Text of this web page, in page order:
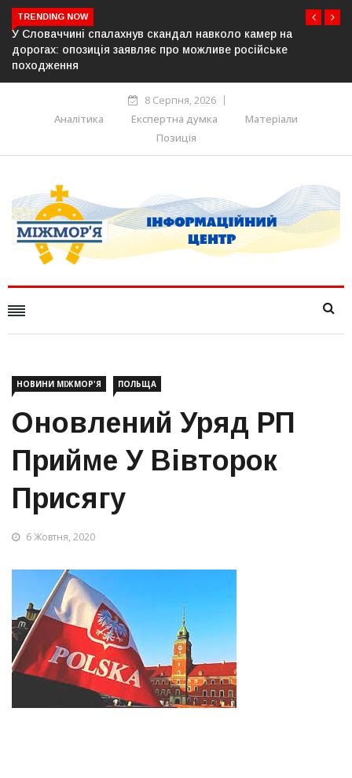
TRENDING NOW
камер на
російське
У Молдові готують план дій на випадок
постачання газу до Придністров’я
8 Серпня, 2026
Аналітика
Експертна думка
Матеріали
Позиція
НОВИНИ МІЖМОР'Я ПОЛЬЩА
Оновлений Уряд РП
Прийме У Вівторок
Присягу
6 Жовтня, 2020